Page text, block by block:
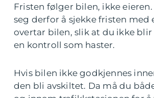
Fristen følger bilen, ikke
seg derfor å sjekke fristen med
overtar bilen, slik at du ikke blir
en kontroll som haster.
Hvis bilen ikke godkjennes
den bli avskiltet. Da må du